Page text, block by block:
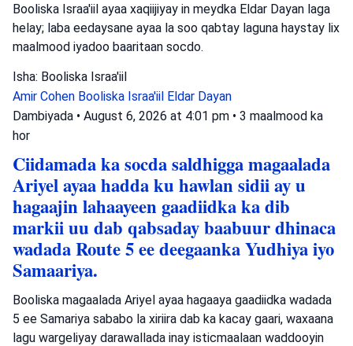
Booliska Israa'iil ayaa xaqiijiyay in meydka Eldar Dayan laga
helay; laba eedaysane ayaa la soo qabtay laguna haystay lix
maalmood iyadoo baaritaan socdo.
Isha: Booliska Israa'iil
Amir Cohen Booliska Israa'iil Eldar Dayan
Dambiyada • August 6, 2026 at 4:01 pm • 3 maalmood ka
hor
Ciidamada ka socda saldhigga magaalada
Ariyel ayaa hadda ku hawlan sidii ay u
hagaajin lahaayeen gaadiidka ka dib
markii uu dab qabsaday baabuur dhinaca
wadada Route 5 ee deegaanka Yudhiya iyo
Samaariya.
Booliska magaalada Ariyel ayaa hagaaya gaadiidka wadada
5 ee Samariya sababo la xiriira dab ka kacay gaari, waxaana
lagu wargeliyay darawallada inay isticmaalaan waddooyin